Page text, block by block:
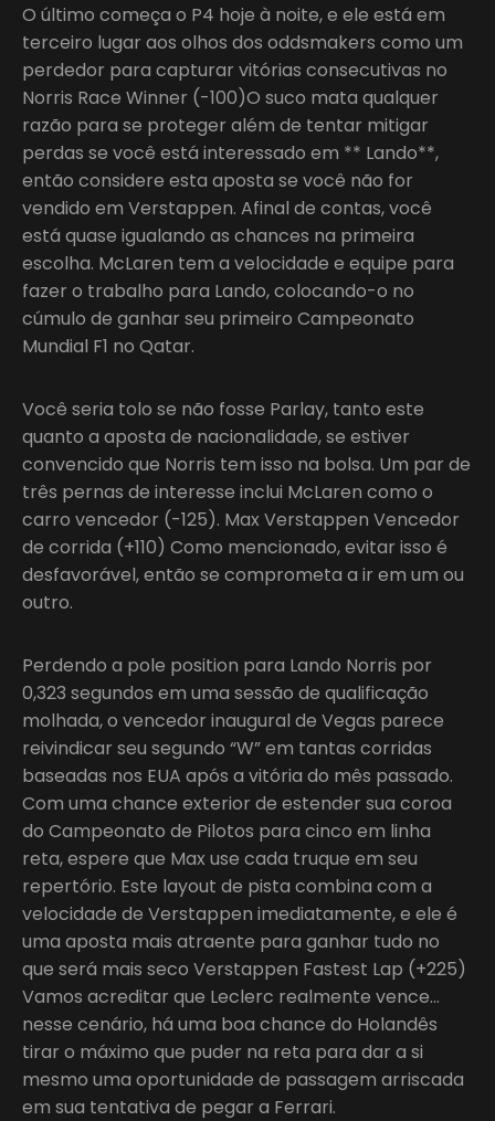
O último começa o P4 hoje à noite, e ele está em
terceiro lugar aos olhos dos oddsmakers como um
perdedor para capturar vitórias consecutivas no
Norris Race Winner (-100)O suco mata qualquer
razão para se proteger além de tentar mitigar
perdas se você está interessado em ** Lando**,
então considere esta aposta se você não for
vendido em Verstappen. Afinal de contas, você
está quase igualando as chances na primeira
escolha. McLaren tem a velocidade e equipe para
fazer o trabalho para Lando, colocando-o no
cúmulo de ganhar seu primeiro Campeonato
Mundial F1 no Qatar.
Você seria tolo se não fosse Parlay, tanto este
quanto a aposta de nacionalidade, se estiver
convencido que Norris tem isso na bolsa. Um par de
três pernas de interesse inclui McLaren como o
carro vencedor (-125). Max Verstappen Vencedor
de corrida (+110) Como mencionado, evitar isso é
desfavorável, então se comprometa a ir em um ou
outro.
Perdendo a pole position para Lando Norris por
0,323 segundos em uma sessão de qualificação
molhada, o vencedor inaugural de Vegas parece
reivindicar seu segundo “W” em tantas corridas
baseadas nos EUA após a vitória do mês passado.
Com uma chance exterior de estender sua coroa
do Campeonato de Pilotos para cinco em linha
reta, espere que Max use cada truque em seu
repertório. Este layout de pista combina com a
velocidade de Verstappen imediatamente, e ele é
uma aposta mais atraente para ganhar tudo no
que será mais seco Verstappen Fastest Lap (+225)
Vamos acreditar que Leclerc realmente vence…
nesse cenário, há uma boa chance do Holandês
tirar o máximo que puder na reta para dar a si
mesmo uma oportunidade de passagem arriscada
em sua tentativa de pegar a Ferrari.